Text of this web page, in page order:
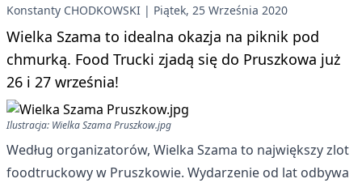
Konstanty CHODKOWSKI Piątek, 25 Września 2020
Wielka Szama to idealna okazja na piknik pod
chmurką. Food Trucki zjadą się do Pruszkowa już
26 i 27 września!
Ilustracja: Wielka Szama Pruszkow.jpg
Według organizatorów, Wielka Szama to największy zlot
foodtruckowy w Pruszkowie. Wydarzenie od lat odbywa